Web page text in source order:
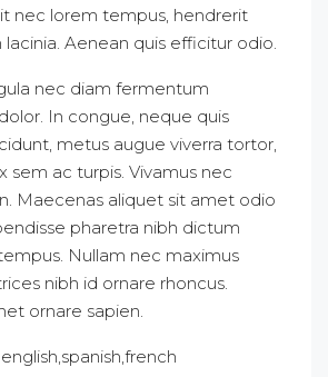
nec lorem tempus, hendrerit
lacinia. Aenean quis efficitur odio.
nec diam fermentum
In congue, neque quis
metus augue viverra tortor,
sem ac turpis. Vivamus nec
Maecenas aliquet sit amet odio
pharetra nibh dictum
Nullam nec maximus
nibh id ornare rhoncus.
ornare sapien.
english,spanish,french